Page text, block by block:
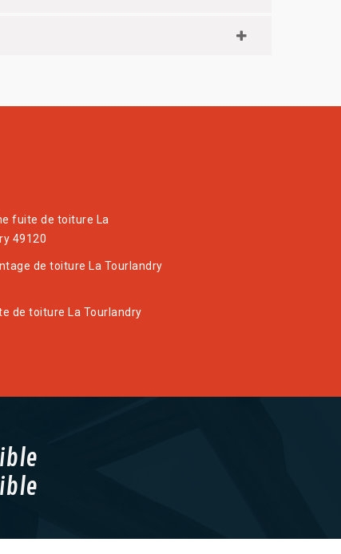
fuite de toiture La
49120
de toiture La Tourlandry
de toiture La Tourlandry